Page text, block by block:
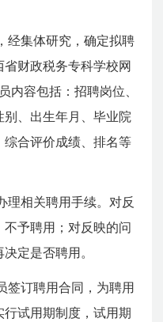
经集体研究，确定拟聘
财政税务专科学校网
内容包括：招聘岗位、
、出生年月、毕业院
合评价成绩、排名等
理相关聘用手续。对反
予聘用；对反映的问
定是否聘用。
签订聘用合同，为聘用
行试用期制度，试用期